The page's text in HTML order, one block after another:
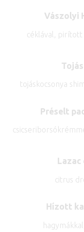
Vászolyi
céklával,
tojáskocsonya
Préselt
citrus
Hízott